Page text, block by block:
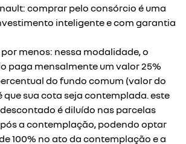
comprar pelo consórcio é uma
inteligente e com garantia
menos: nessa modalidade, o
paga mensalmente um valor 25%
do fundo comum (valor do
que sua cota seja contemplada. este
é diluído nas parcelas
a contemplação, podendo optar
100% no ato da contemplação e a